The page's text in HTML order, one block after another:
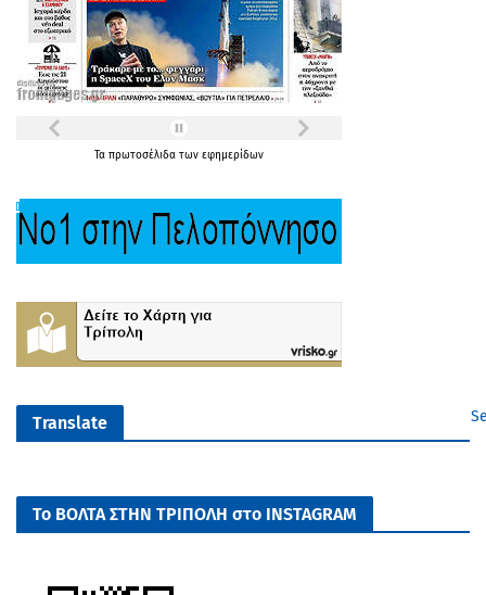
Τα πρωτοσέλιδα των εφημερίδων
Translate
Το ΒΟΛΤΑ ΣΤΗΝ ΤΡΙΠΟΛΗ στο INSTAGRAM